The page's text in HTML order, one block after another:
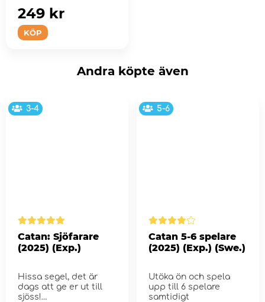
KÖP
249 kr
Andra köpte även
3-4
Catan: Sjöfarare
(2025) (Exp.)
Hissa segel, det är
dags att ge er ut till
sjöss!
5-6
Catan 5-6 spelare
(2025) (Exp.) (Swe.)
Utöka ön och spela
upp till 6 spelare
samtidigt